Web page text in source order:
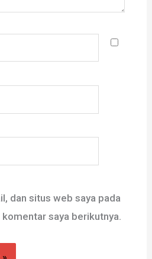
dan situs web saya pada
saya berikutnya.